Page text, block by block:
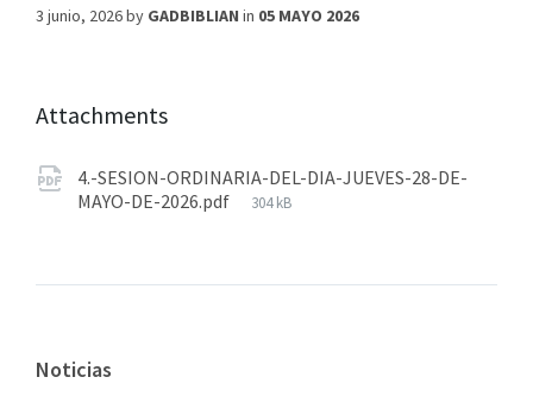
3 junio, 2026by GADBIBLIAN in 05 MAYO 2026
Attachments
4.-SESION-ORDINARIA-DEL-DIA-JUEVES-28-DE-
MAYO-DE-2026.pdf
304 kB
Noticias